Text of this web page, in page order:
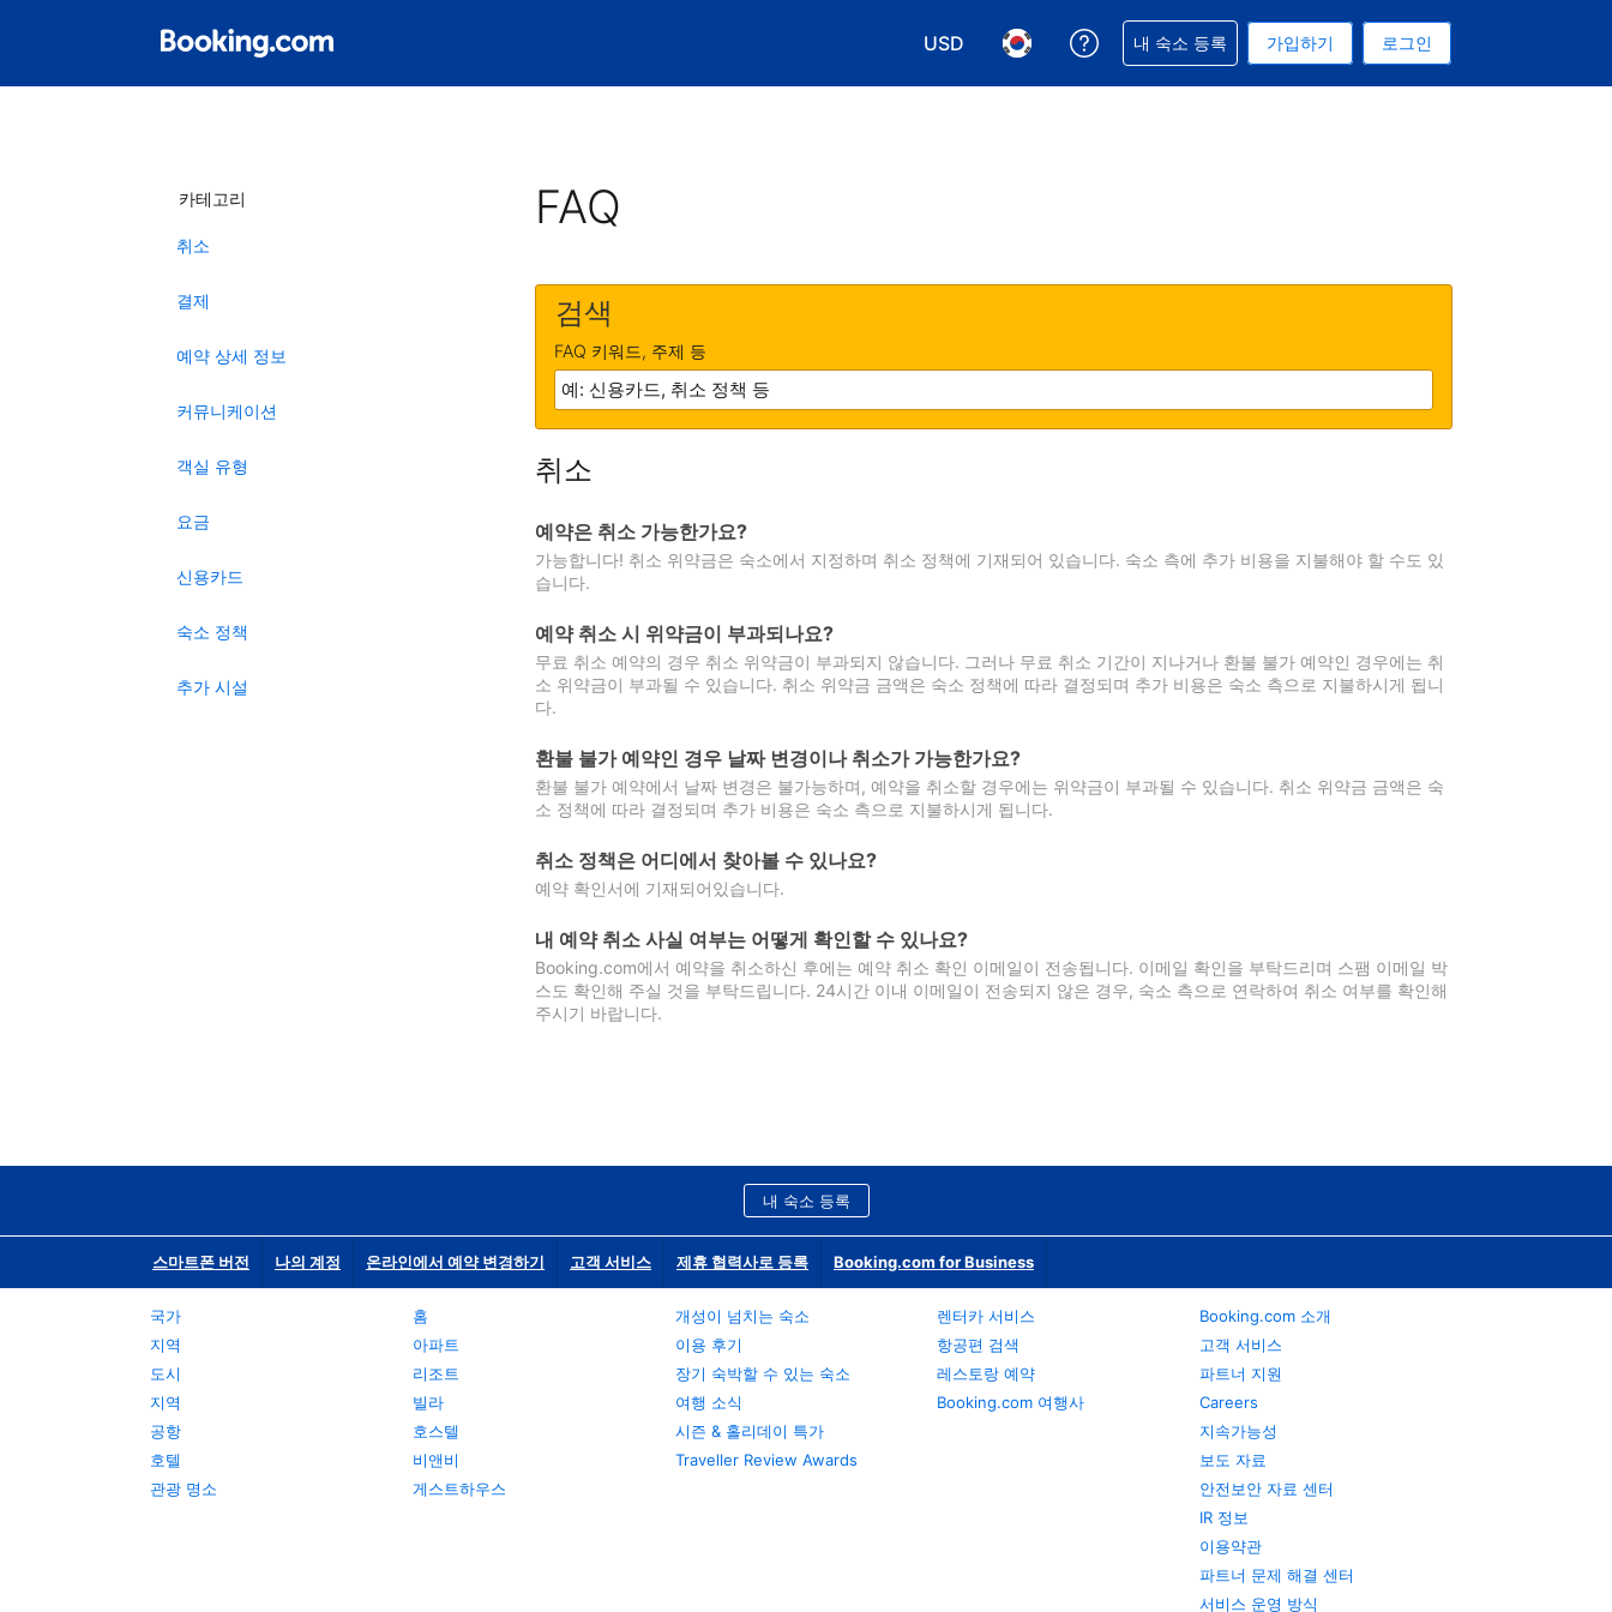
USD
통화 선택. 현재 선택된 통화는 미국 달러입니다
언어 선택. 현재 선택된 언어는 한국어입니다
예약과 관련해 도움을 받으실 수 있습니다
내 숙소 등록 가입하기 로그인
카테고리
취소
결제
예약 상세 정보
커뮤니케이션
객실 유형
요금
신용카드
숙소 정책
추가 시설
FAQ
검색
FAQ 키워드, 주제 등
취소
예약은 취소 가능한가요?
가능합니다! 취소 위약금은 숙소에서 지정하며 취소 정책에 기재되어 있습니다. 숙소 측에 추가 비용을 지불해야 할 수도 있
습니다.
예약 취소 시 위약금이 부과되나요?
무료 취소 예약의 경우 취소 위약금이 부과되지 않습니다. 그러나 무료 취소 기간이 지나거나 환불 불가 예약인 경우에는 취
소 위약금이 부과될 수 있습니다. 취소 위약금 금액은 숙소 정책에 따라 결정되며 추가 비용은 숙소 측으로 지불하시게 됩니
다.
환불 불가 예약인 경우 날짜 변경이나 취소가 가능한가요?
환불 불가 예약에서 날짜 변경은 불가능하며, 예약을 취소할 경우에는 위약금이 부과될 수 있습니다. 취소 위약금 금액은 숙
소 정책에 따라 결정되며 추가 비용은 숙소 측으로 지불하시게 됩니다.
취소 정책은 어디에서 찾아볼 수 있나요?
예약 확인서에 기재되어있습니다.
내 예약 취소 사실 여부는 어떻게 확인할 수 있나요?
Booking.com에서 예약을 취소하신 후에는 예약 취소 확인 이메일이 전송됩니다. 이메일 확인을 부탁드리며 스팸 이메일 박
스도 확인해 주실 것을 부탁드립니다. 24시간 이내 이메일이 전송되지 않은 경우, 숙소 측으로 연락하여 취소 여부를 확인해
주시기 바랍니다.
내 숙소 등록
스마트폰 버전 나의 계정 온라인에서 예약 변경하기 고객 서비스 제휴 협력사로 등록 Booking.com for Business
국가
지역
도시
지역
공항
호텔
관광 명소
홈
아파트
리조트
빌라
호스텔
비앤비
게스트하우스
개성이 넘치는 숙소
이용 후기
장기 숙박할 수 있는 숙소
여행 소식
시즌 & 홀리데이 특가
Traveller Review Awards
렌터카 서비스
항공편 검색
레스토랑 예약
Booking.com 여행사
Booking.com 소개
고객 서비스
파트너 지원
Careers
지속가능성
보도 자료
안전보안 자료 센터
IR 정보
이용약관
파트너 문제 해결 센터
서비스 운영 방식